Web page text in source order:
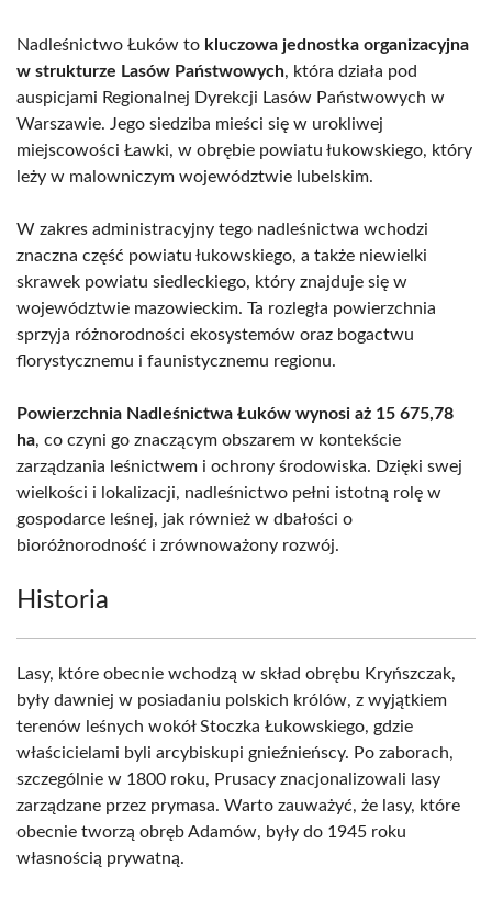
Nadleśnictwo Łuków to kluczowa jednostka organizacyjna
w strukturze Lasów Państwowych, która działa pod
auspicjami Regionalnej Dyrekcji Lasów Państwowych w
Warszawie. Jego siedziba mieści się w urokliwej
miejscowości Ławki, w obrębie powiatu łukowskiego, który
leży w malowniczym województwie lubelskim.
W zakres administracyjny tego nadleśnictwa wchodzi
znaczna część powiatu łukowskiego, a także niewielki
skrawek powiatu siedleckiego, który znajduje się w
województwie mazowieckim. Ta rozległa powierzchnia
sprzyja różnorodności ekosystemów oraz bogactwu
florystycznemu i faunistycznemu regionu.
Powierzchnia Nadleśnictwa Łuków wynosi aż 15 675,78
ha, co czyni go znaczącym obszarem w kontekście
zarządzania leśnictwem i ochrony środowiska. Dzięki swej
wielkości i lokalizacji, nadleśnictwo pełni istotną rolę w
gospodarce leśnej, jak również w dbałości o
bioróżnorodność i zrównoważony rozwój.
Historia
Lasy, które obecnie wchodzą w skład obrębu Kryńszczak,
były dawniej w posiadaniu polskich królów, z wyjątkiem
terenów leśnych wokół Stoczka Łukowskiego, gdzie
właścicielami byli arcybiskupi gnieźnieńscy. Po zaborach,
szczególnie w 1800 roku, Prusacy znacjonalizowali lasy
zarządzane przez prymasa. Warto zauważyć, że lasy, które
obecnie tworzą obręb Adamów, były do 1945 roku
własnością prywatną.